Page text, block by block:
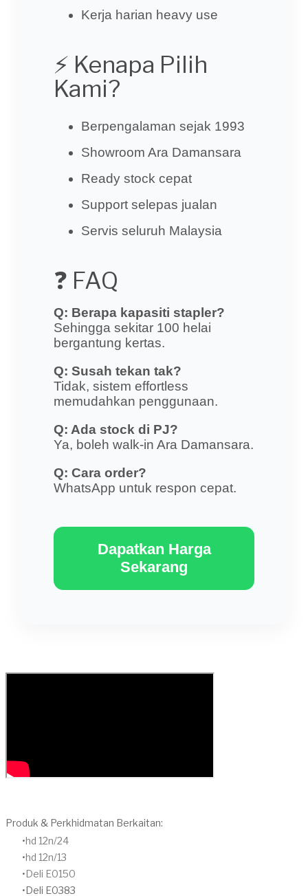
Kerja harian heavy use
⚡ Kenapa Pilih
Kami?
Berpengalaman sejak 1993
Showroom Ara Damansara
Ready stock cepat
Support selepas jualan
Servis seluruh Malaysia
❓ FAQ
Q: Berapa kapasiti stapler?
Sehingga sekitar 100 helai
bergantung kertas.
Q: Susah tekan tak?
Tidak, sistem effortless
memudahkan penggunaan.
Q: Ada stock di PJ?
Ya, boleh walk-in Ara Damansara.
Q: Cara order?
WhatsApp untuk respon cepat.
Dapatkan Harga
Sekarang
Produk & Perkhidmatan Berkaitan:
hd 12n/24
hd 12n/13
Deli E0150
Deli E0383